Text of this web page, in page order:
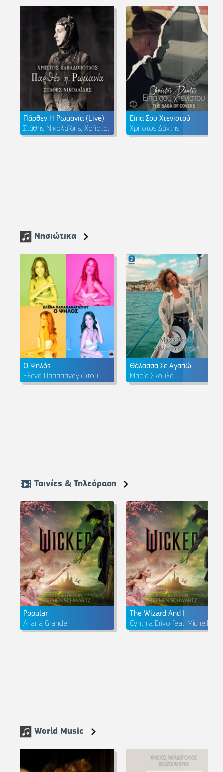
Πάρθεν Η Ρωμανία (Live) Είπα Σου Χτενιστού
Χρήστος Δάντης
Νησιώτικα
Ο Ψηλός
Έλενα Παπαπαναγιώτου
Θάλασσα Σε Αγαπώ
Μαρία Σκουλά
Ταινίες & Τηλεόραση
Popular
Ariana Grande
The Wizard And I
World Music